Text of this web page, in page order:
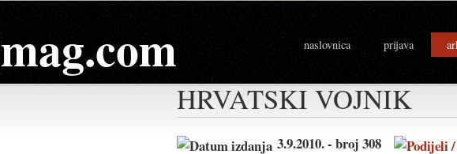
mag.com naslovnica prijava
HRVATSKI VOJNIK
3.9.2010. - broj 308